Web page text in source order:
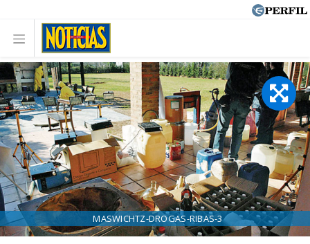
MASWICHTZ-DROGAS-RIBAS-3